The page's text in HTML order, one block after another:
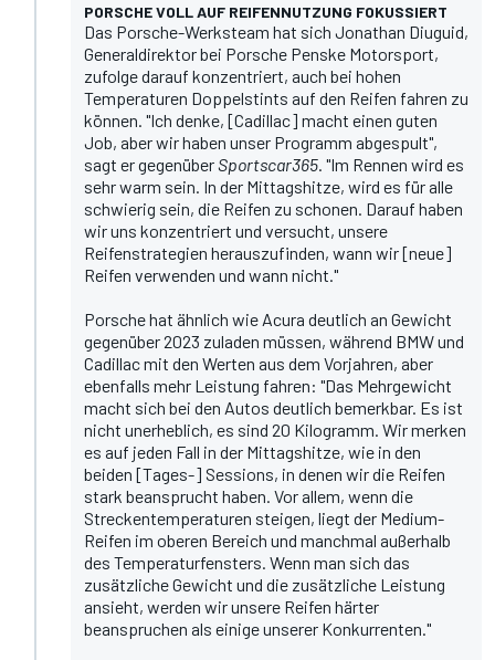
PORSCHE VOLL AUF REIFENNUTZUNG FOKUSSIERT
Das Porsche-Werksteam hat sich Jonathan Diuguid,
Generaldirektor bei Porsche Penske Motorsport,
zufolge darauf konzentriert, auch bei hohen
Temperaturen Doppelstints auf den Reifen fahren zu
können. "Ich denke, [Cadillac] macht einen guten
Job, aber wir haben unser Programm abgespult",
sagt er gegenüberSportscar365 . "Im Rennen wird es
sehr warm sein. In der Mittagshitze, wird es für alle
schwierig sein, die Reifen zu schonen. Darauf haben
wir uns konzentriert und versucht, unsere
Reifenstrategien herauszufinden, wann wir [neue]
Reifen verwenden und wann nicht."
Porsche hat ähnlich wie Acura deutlich an Gewicht
gegenüber 2023 zuladen müssen, während BMW und
Cadillac mit den Werten aus dem Vorjahren, aber
ebenfalls mehr Leistung fahren: "Das Mehrgewicht
macht sich bei den Autos deutlich bemerkbar. Es ist
nicht unerheblich, es sind 20 Kilogramm. Wir merken
es auf jeden Fall in der Mittagshitze, wie in den
beiden [Tages-] Sessions, in denen wir die Reifen
stark beansprucht haben. Vor allem, wenn die
Streckentemperaturen steigen, liegt der Medium-
Reifen im oberen Bereich und manchmal außerhalb
des Temperaturfensters. Wenn man sich das
zusätzliche Gewicht und die zusätzliche Leistung
ansieht, werden wir unsere Reifen härter
beanspruchen als einige unserer Konkurrenten."